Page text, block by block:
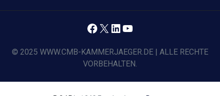
© 2025 WWW.CMB-KAMMERJAEGER.DE | ALLE RECHTE
VORBEHALTEN.
Facebook
X LinkedIn
YouTube